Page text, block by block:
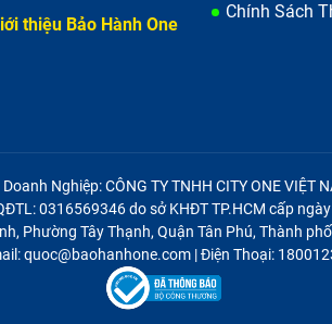
thiệu Bảo Hành One
Chính Sách
Doanh Nghiệp: CÔNG TY TNHH CITY ONE VIỆT
0316569346 do sở KHĐT TP.HCM cấp
Phường Tây Thạnh, Quận Tân Phú, Thành
quoc@baohanhone.com | Điện Thoại: